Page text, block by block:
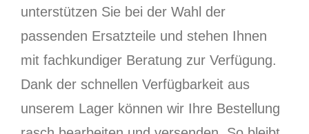
unterstützen Sie bei der Wahl der
passenden Ersatzteile und stehen Ihnen
mit fachkundiger Beratung zur Verfügung.
Dank der schnellen Verfügbarkeit aus
unserem Lager können wir Ihre Bestellung